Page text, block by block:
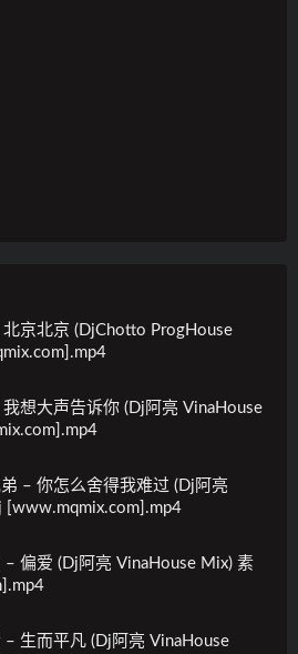
北京北京 (DjChotto ProgHouse
我想大声告诉你 (Dj阿亮 VinaHouse
– 你怎么舍得我难过 (Dj阿亮
[www.mqmix.com].mp4
– 偏爱 (Dj阿亮 VinaHouse Mix) 素
– 生而平凡 (Dj阿亮 VinaHouse